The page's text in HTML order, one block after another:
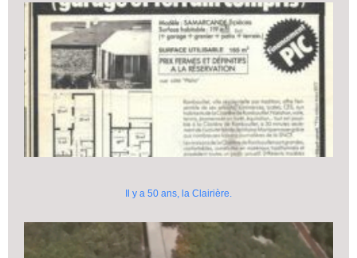
Il y a 50 ans, la Clairière.